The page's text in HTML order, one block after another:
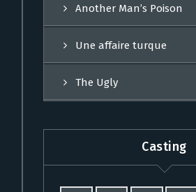
Another Man’s Poison
Une affaire turque
The Ugly
Casting